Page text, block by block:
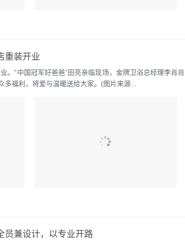
重装开业
。“中国冠军好爸爸”田亮亲临现场，金牌卫浴总经理李肖
福利，将爱与温暖送给大家。(图片来源...
员兼设计，以专业开路